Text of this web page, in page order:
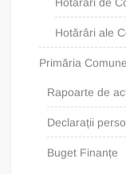
Hotărâri ale
Primăria
Rapoarte de
Declarații
Buget Finanțe